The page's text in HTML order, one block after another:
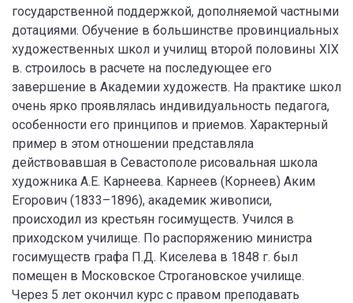
государственной поддержкой, дополняемой частными
дотациями. Обучение в большинстве провинциальных
художественных школ и училищ второй половины XIX
в. строилось в расчете на последующее его
завершение в Академии художеств. На практике школ
очень ярко проявлялась индивидуальность педагога,
особенности его принципов и приемов. Характерный
пример в этом отношении представляла
действовавшая в Севастополе рисовальная школа
художника А.Е. Карнеева. Карнеев (Корнеев) Аким
Егорович (1833–1896), академик живописи,
происходил из крестьян госимуществ. Учился в
приходском училище. По распоряжению министра
госимуществ графа П.Д. Киселева в 1848 г. был
помещен в Московское Строгановское училище.
Через 5 лет окончил курс с правом преподавать